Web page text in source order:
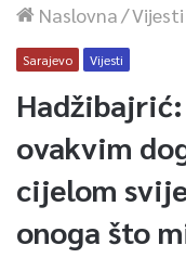
Naslovna/Vijesti
Sarajevo Vijesti
ovakvim
cijelom
onoga što